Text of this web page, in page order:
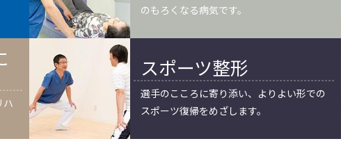
のもろくなる病気です。
ハ
スポーツ整形
選手のこころに寄り添い、よりよい形での
スポーツ復帰をめざします。